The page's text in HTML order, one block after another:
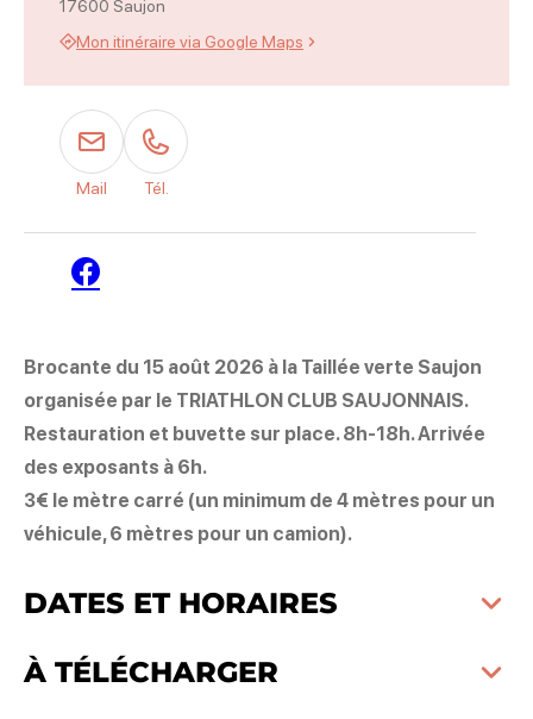
Brocante du 15 août 2026 à la Taillée verte Saujon
organisée par le TRIATHLON CLUB SAUJONNAIS.
Restauration et buvette sur place. 8h-18h. Arrivée
des exposants à 6h.
3€ le mètre carré (un minimum de 4 mètres pour un
véhicule, 6 mètres pour un camion).
DATES ET HORAIRES
À TÉLÉCHARGER
17600 Saujon
Mon itinéraire via Google Maps
Mail Tél.
Facebook